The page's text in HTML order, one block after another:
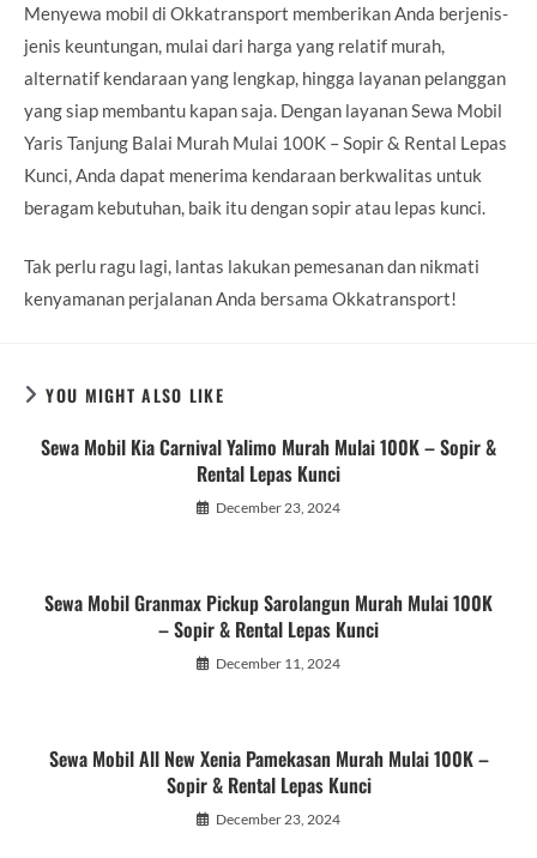
Menyewa mobil di Okkatransport memberikan Anda berjenis-
jenis keuntungan, mulai dari harga yang relatif murah,
alternatif kendaraan yang lengkap, hingga layanan pelanggan
yang siap membantu kapan saja. Dengan layanan Sewa Mobil
Yaris Tanjung Balai Murah Mulai 100K – Sopir & Rental Lepas
Kunci, Anda dapat menerima kendaraan berkwalitas untuk
beragam kebutuhan, baik itu dengan sopir atau lepas kunci.
Tak perlu ragu lagi, lantas lakukan pemesanan dan nikmati
kenyamanan perjalanan Anda bersama Okkatransport!
YOU MIGHT ALSO LIKE
Sewa Mobil Kia Carnival Yalimo Murah Mulai 100K – Sopir &
Rental Lepas Kunci
December 23, 2024
Sewa Mobil Granmax Pickup Sarolangun Murah Mulai 100K
– Sopir & Rental Lepas Kunci
December 11, 2024
Sewa Mobil All New Xenia Pamekasan Murah Mulai 100K –
Sopir & Rental Lepas Kunci
December 23, 2024